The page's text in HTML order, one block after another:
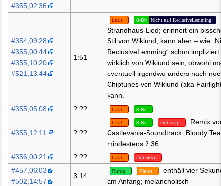
#355,02:36
#354,09:28
#355,00:44
#355,10:20
#521,13:44
1:51
Laut 8-Bit Nicht auf ReclusiveLemming
Strandhaus-Lied; erinnert ein
Stil von Wiklund, kann aber – wie
ReclusiveLemming“ schon impliziert
wirklich von Wiklund sein, obwohl
eventuell irgendwo anders nach
Chiptunes von Wiklund (aka
kann.
#355,05:08
?:?? Laut 8-Bit
#355,12:11 ?:??
Laut 8-Bit Dubstep
Remix
Castlevania-Soundtrack „Bloody
mindestens 2:36
#356,00:21
?:?? Laut Dubstep
#457,06:03
#502,14:57
3:14
Ruhig Piano
enthält vier
am Anfang; melancholisch